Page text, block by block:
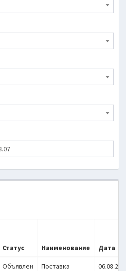
Статус Наименование Дата
Объявлен
Поставка